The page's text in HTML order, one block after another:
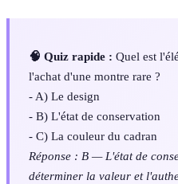
🧠 Quiz rapide : Quel est
l'achat d'une montre rare ?
- A) Le design
- B) L'état de conservation
- C) La couleur du cadran
Réponse : B — L'état de
déterminer la valeur et